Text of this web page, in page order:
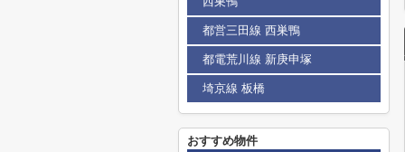
都営三田線 西巣鴨
都電荒川線 新庚申塚
埼京線 板橋
おすすめ物件